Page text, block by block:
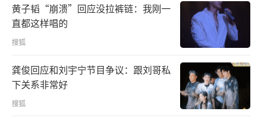
黄子韬“崩溃”回应没拉裤链：我刚一
直都这样唱的
搜狐
龚俊回应和刘宇宁节目争议：跟刘哥私
下关系非常好
搜狐